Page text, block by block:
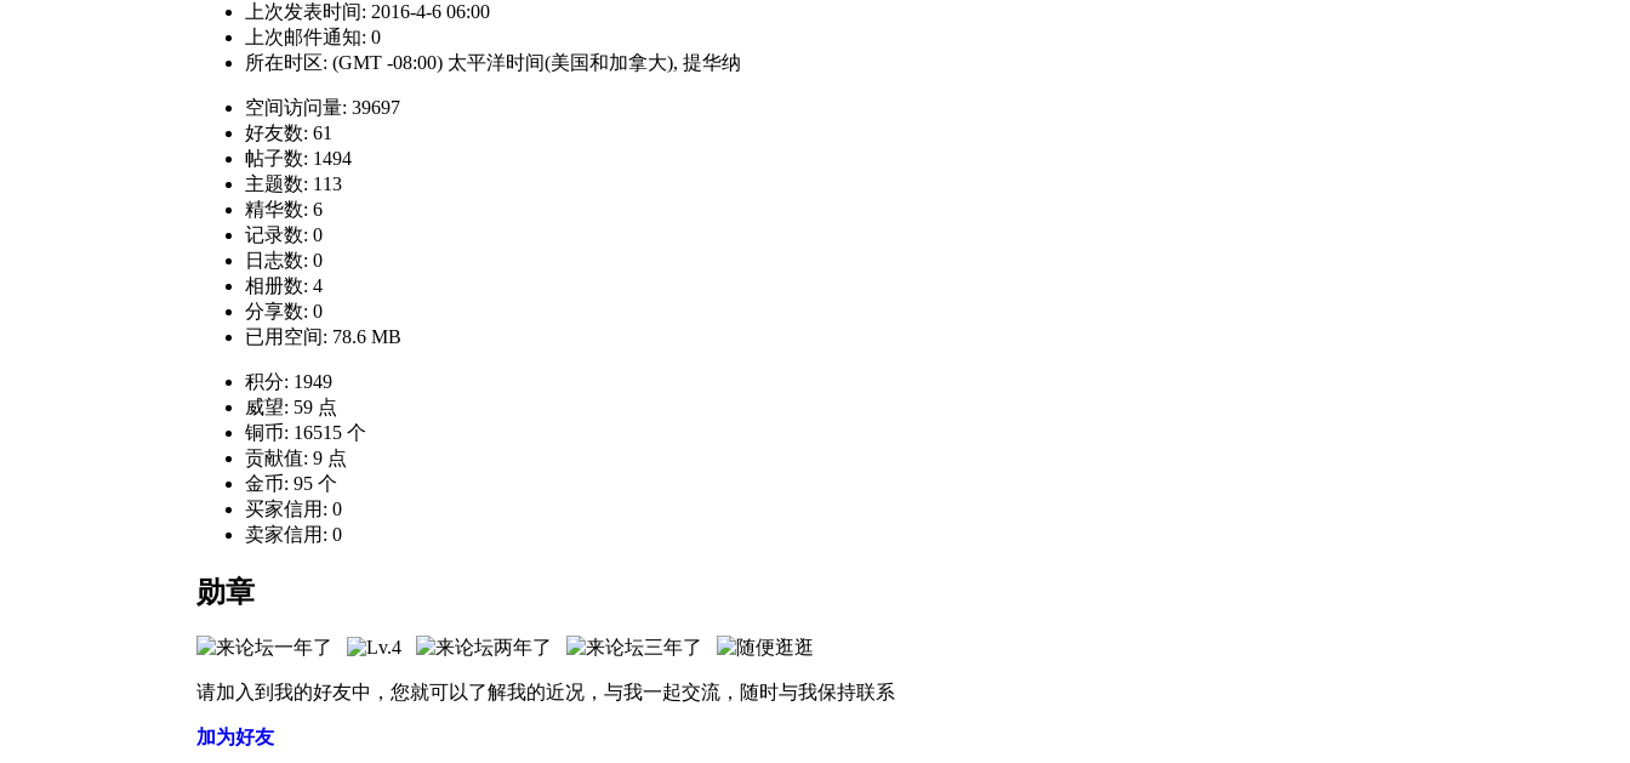
上次发表时间: 2016-4-6 06:00
上次邮件通知: 0
所在时区: (GMT -08:00) 太平洋时间(美国和加拿大), 提华纳
空间访问量: 39697
好友数: 61
帖子数: 1494
主题数: 113
精华数: 6
记录数: 0
日志数: 0
相册数: 4
分享数: 0
已用空间: 78.6 MB
积分: 1949
威望: 59 点
铜币: 16515 个
贡献值: 9 点
金币: 95 个
买家信用: 0
卖家信用: 0
勋章
请加入到我的好友中，您就可以了解我的近况，与我一起交流，随时与我保持联系
加为好友